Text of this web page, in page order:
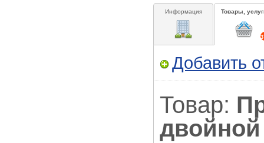
Информация Товары,
Добавить
Товар:
двойной